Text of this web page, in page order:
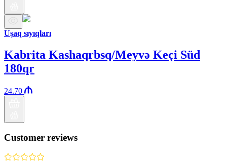
Uşaq sıyıqları
Kabrita Kashaqrbsq/Meyvə Keçi Süd
180qr
24.70
Customer reviews